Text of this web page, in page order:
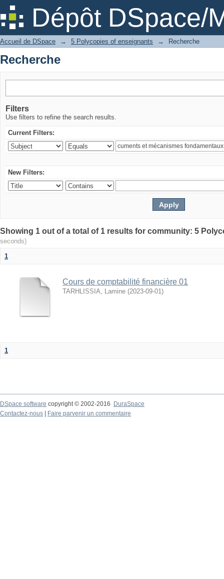
Dépôt DSpace/
Recherche
Accueil de DSpace → 5 Polycopies of enseignants → Recherche
Recherche
Filters
Use filters to refine the search results.
Current Filters:
New Filters:
Showing 1 out of a total of 1 results for community: 5
seconds)
1
Cours de comptabilité financière 01
TARHLISSIA, Lamine (2023-09-01)
1
DSpace software copyright © 2002-2016
DuraSpace
Contactez-nous
Faire parvenir un commentaire